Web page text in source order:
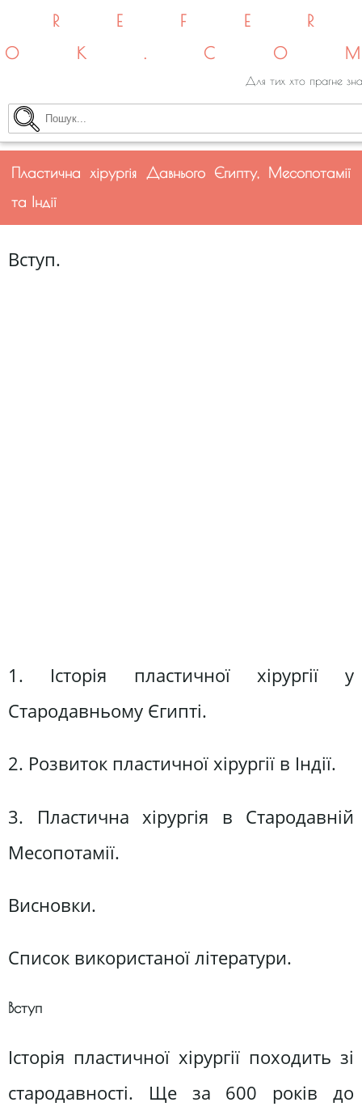
Для тих хто прагне
Пластична хірургія Давнього Єгипту, Месопотамії
та Індії
Вступ.
1. Історія пластичної хірургії у
Стародавньому Єгипті.
2. Розвиток пластичної хірургії в Індії.
3. Пластична хірургія в Стародавній
Месопотамії.
Висновки.
Список використаної літератури.
Вступ
Історія пластичної хірургії походить зі
стародавності. Ще за 600 років до